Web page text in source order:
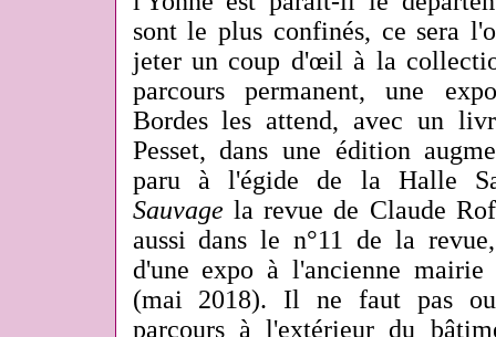
sont le plus confinés, ce sera
jeter un coup d'œil à la
parcours permanent, une
Bordes les attend, avec un
Pesset, dans une édition
paru à l'égide de la Halle
Sauvage la revue de Claude
aussi dans le n°11 de la
d'une expo à l'ancienne mairie
(mai 2018). Il ne faut pas
parcours à l'extérieur du